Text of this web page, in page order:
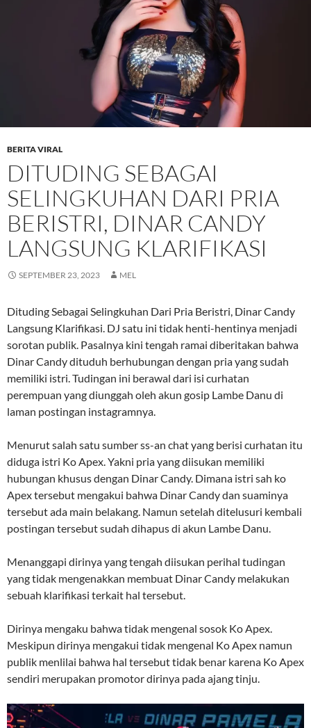
BERITA VIRAL
DITUDING SEBAGAI
SELINGKUHAN DARI PRIA
BERISTRI, DINAR CANDY
LANGSUNG KLARIFIKASI
SEPTEMBER 23, 2023 MEL
Dituding Sebagai Selingkuhan Dari Pria Beristri, Dinar Candy
Langsung Klarifikasi. DJ satu ini tidak henti-hentinya menjadi
sorotan publik. Pasalnya kini tengah ramai diberitakan bahwa
Dinar Candy dituduh berhubungan dengan pria yang sudah
memiliki istri. Tudingan ini berawal dari isi curhatan
perempuan yang diunggah oleh akun gosip Lambe Danu di
laman postingan instagramnya.
Menurut salah satu sumber ss-an chat yang berisi curhatan itu
diduga istri Ko Apex. Yakni pria yang diisukan memiliki
hubungan khusus dengan Dinar Candy. Dimana istri sah ko
Apex tersebut mengakui bahwa Dinar Candy dan suaminya
tersebut ada main belakang. Namun setelah ditelusuri kembali
postingan tersebut sudah dihapus di akun Lambe Danu.
Menanggapi dirinya yang tengah diisukan perihal tudingan
yang tidak mengenakkan membuat Dinar Candy melakukan
sebuah klarifikasi terkait hal tersebut.
Dirinya mengaku bahwa tidak mengenal sosok Ko Apex.
Meskipun dirinya mengakui tidak mengenal Ko Apex namun
publik menlilai bahwa hal tersebut tidak benar karena Ko Apex
sendiri merupakan promotor dirinya pada ajang tinju.